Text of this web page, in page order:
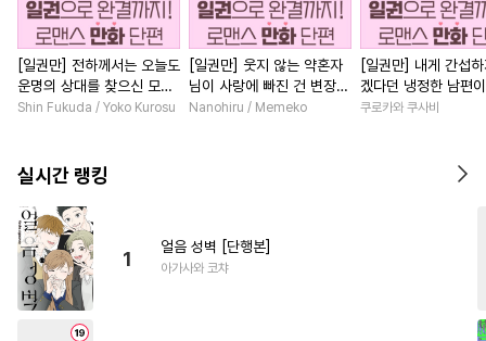
[일권만] 전하께서는 오늘도
운명의 상대를 찾으신 모양
이네요 (웃음) [단행본]
Shin Fukuda / Yoko Kurosu
[일권만] 웃지 않는 약혼자
님이 사랑에 빠진 건 변장한
저인 것 같습니다 [단행본]
Nanohiru / Memeko
[일권만] 내게 간섭
겠다던 냉정한 남편
선지 저만 바라봅니
쿠로카와 쿠사비
실시간 랭킹
1
얼음 성벽 [단행본]
아가사와 코챠